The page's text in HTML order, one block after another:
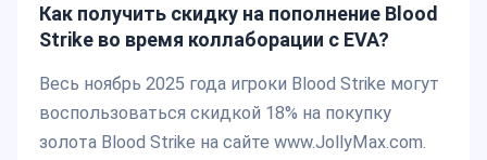
Как получить скидку на пополнение Blood
Strike во время коллаборации с EVA?
Весь ноябрь 2025 года игроки Blood Strike могут
воспользоваться скидкой 18% на покупку
золота Blood Strike на сайте www.JollyMax.com.